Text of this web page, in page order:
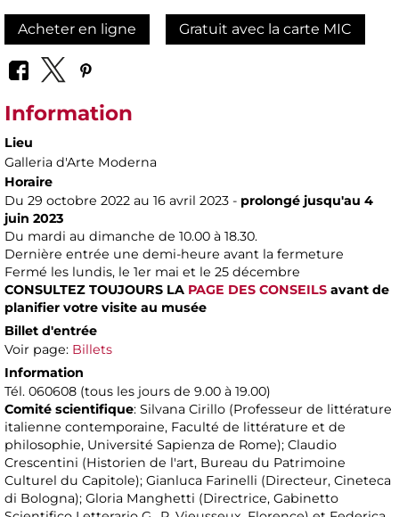
Acheter en ligne Gratuit avec la carte MIC
Information
Lieu
Galleria d'Arte Moderna
Horaire
Du 29 octobre 2022 au 16 avril 2023 - prolongé jusqu'au 4
juin 2023
Du mardi au dimanche de 10.00 à 18.30.
Dernière entrée une demi-heure avant la fermeture
Fermé les lundis, le 1er mai et le 25 décembre
CONSULTEZ TOUJOURS LA PAGE DES CONSEILS avant de
planifier votre visite au musée
Billet d'entrée
Voir page: Billets
Information
Tél. 060608 (tous les jours de 9.00 à 19.00)
Comité scientifique: Silvana Cirillo (Professeur de littérature
italienne contemporaine, Faculté de littérature et de
philosophie, Université Sapienza de Rome); Claudio
Crescentini (Historien de l'art, Bureau du Patrimoine
Culturel du Capitole); Gianluca Farinelli (Directeur, Cineteca
di Bologna); Gloria Manghetti (Directrice, Gabinetto